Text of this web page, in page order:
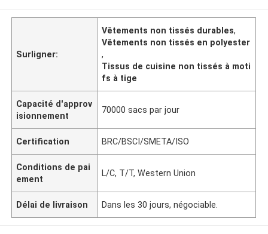
Surligner:
Vêtements non tissés durables,
Vêtements non tissés en polyester
,
Tissus de cuisine non tissés à moti
fs à tige
Capacité d'approv
isionnement
70000 sacs par jour
Certification BRC/BSCI/SMETA/ISO
Conditions de pai
ement
L/C, T/T, Western Union
Délai de livraison Dans les 30 jours, négociable.